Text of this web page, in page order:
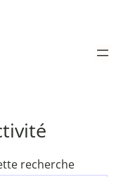
recherche